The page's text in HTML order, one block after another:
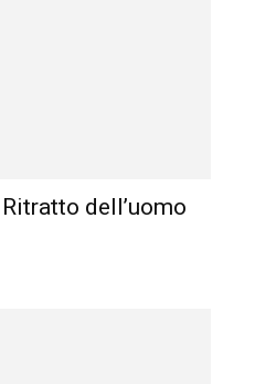
dell’uomo